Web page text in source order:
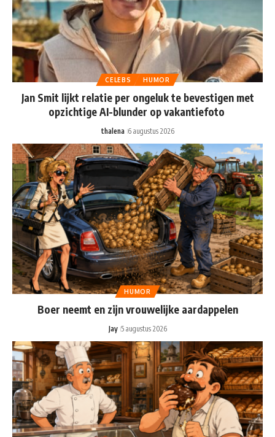
CELEBS HUMOR
Jan Smit lijkt relatie per ongeluk te bevestigen met
opzichtige AI-blunder op vakantiefoto
thalena 6 augustus 2026
HUMOR
Boer neemt en zijn vrouwelijke aardappelen
Jay 5 augustus 2026